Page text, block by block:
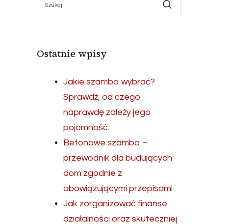
Ostatnie wpisy
Jakie szambo wybrać?
Sprawdź, od czego
naprawdę zależy jego
pojemność.
Betonowe szambo –
przewodnik dla budujących
dom zgodnie z
obowiązującymi przepisami
Jak zorganizować finanse
działalności oraz skuteczniej